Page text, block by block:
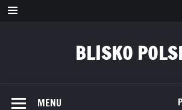
Przejdź
BLISKO
MENU